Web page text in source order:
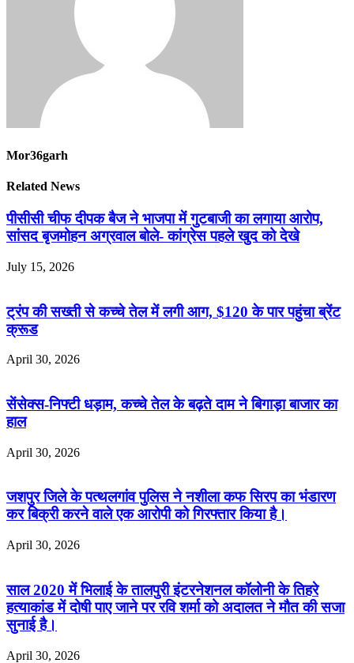
Mor36garh
Related News
पीसीसी चीफ दीपक बैज ने भाजपा में गुटबाजी का लगाया आरोप,
सांसद बृजमोहन अग्रवाल बोले- कांग्रेस पहले खुद को देखे
July 15, 2026
ट्रंप की सख्ती से कच्चे तेल में लगी आग, $120 के पार पहुंचा ब्रेंट
क्रूड
April 30, 2026
सेंसेक्स-निफ्टी धड़ाम, कच्चे तेल के बढ़ते दाम ने बिगाड़ा बाजार का
हाल
April 30, 2026
जशपुर जिले के पत्थलगांव पुलिस ने नशीला कफ सिरप का भंडारण
कर बिक्री करने वाले एक आरोपी को गिरफ्तार किया है।
April 30, 2026
साल 2020 में भिलाई के तालपुरी इंटरनेशनल कॉलोनी के तिहरे
हत्याकांड में दोषी पाए जाने पर रवि शर्मा को अदालत ने मौत की सजा
सुनाई है।
April 30, 2026